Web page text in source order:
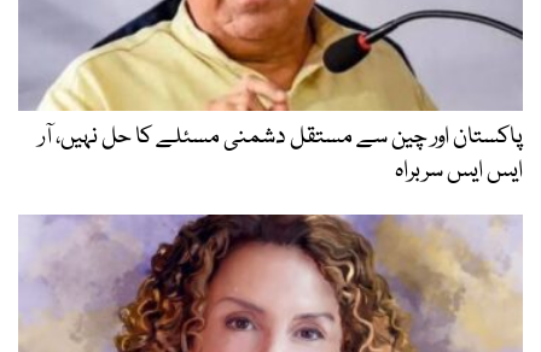
پاکستان اور چین سے مستقل دشمنی مسئلے کا حل نہیں، آر
ایس ایس سربراہ